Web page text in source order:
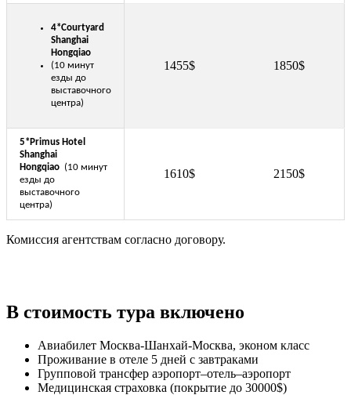
4*Courtyard
Shanghai
Hongqiao
(10 минут
езды до
выставочного
центра)
1455$ 1850$
5*Primus Hotel
Shanghai
Hongqiao (10 минут
езды до
выставочного
центра)
1610$ 2150$
Комиссия агентствам согласно договору.
В стоимость тура включено
Авиабилет Москва-Шанхай-Москва, эконом класс
Проживание в отеле 5 дней с завтраками
Групповой трансфер аэропорт–отель–аэропорт
Медицинская страховка (покрытие до 30000$)